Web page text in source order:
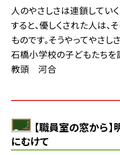
人のやさしさは連鎖してい
すると、優しくされた人は、
ものです。そうやってやさ
石橋小学校の子どもたちを
教頭 河合
【職員室の窓から
にむけて